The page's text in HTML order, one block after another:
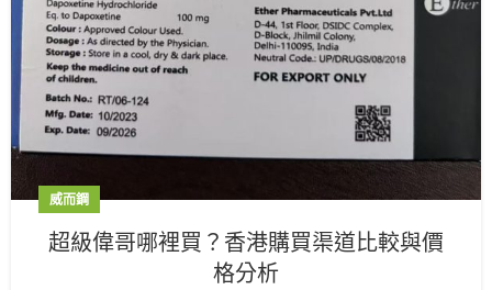
威而鋼
超級偉哥哪裡買？香港購買渠道比較與價
格分析